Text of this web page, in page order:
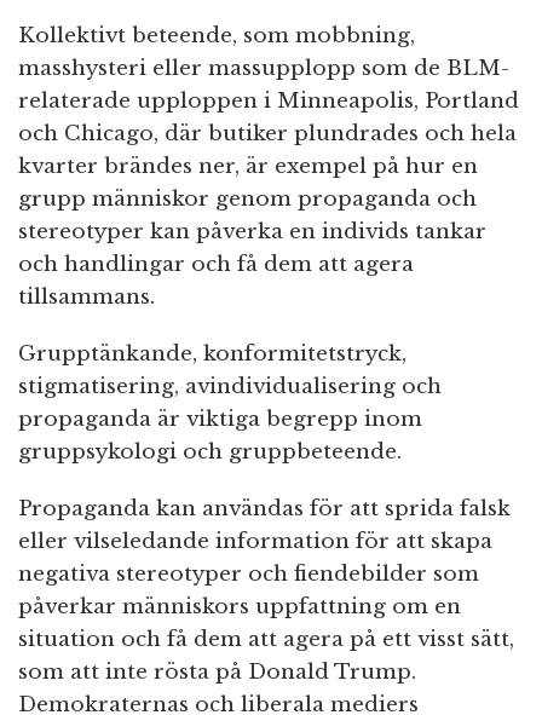
Kollektivt beteende, som mobbning,
masshysteri eller massupplopp som de BLM-
relaterade upploppen i Minneapolis, Portland
och Chicago, där butiker plundrades och hela
kvarter brändes ner, är exempel på hur en
grupp människor genom propaganda och
stereotyper kan påverka en individs tankar
och handlingar och få dem att agera
tillsammans.
Grupptänkande, konformitetstryck,
stigmatisering, avindividualisering och
propaganda är viktiga begrepp inom
gruppsykologi och gruppbeteende.
Propaganda kan användas för att sprida falsk
eller vilseledande information för att skapa
negativa stereotyper och fiendebilder som
påverkar människors uppfattning om en
situation och få dem att agera på ett visst sätt,
som att inte rösta på Donald Trump.
Demokraternas och liberala mediers